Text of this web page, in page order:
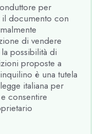
per
documento con
di vendere
possibilità di
proposte a
è una tutela
italiana per
consentire